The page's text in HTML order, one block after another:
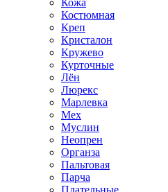
Костюмная
Креп
Кристалон
Кружево
Курточные
Лён
Люрекс
Марлевка
Мех
Муслин
Неопрен
Органза
Пальтовая
Парча
Плательные